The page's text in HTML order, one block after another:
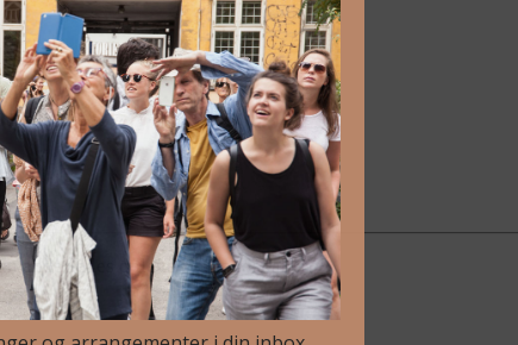
anderledes oplevelse i landskabet.